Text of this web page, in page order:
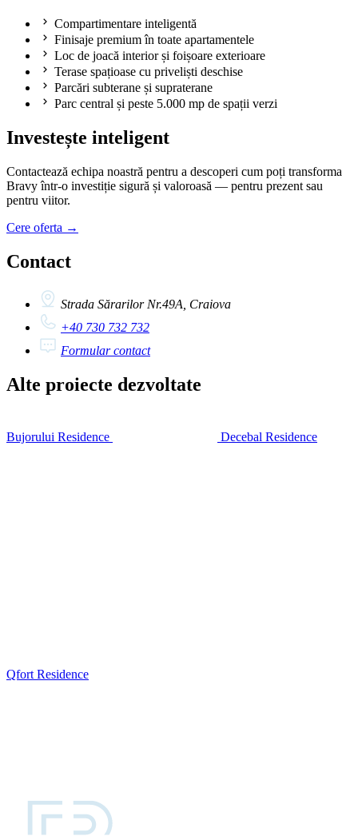
Compartimentare inteligentă
Finisaje premium în toate apartamentele
Loc de joacă interior și foișoare exterioare
Terase spațioase cu priveliști deschise
Parcări subterane și supraterane
Parc central și peste 5.000 mp de spații verzi
Investește inteligent
Contactează echipa noastră pentru a descoperi cum poți transforma
Bravy într-o investiție sigură și valoroasă — pentru prezent sau
pentru viitor.
Cere oferta →
Contact
Strada Sărarilor Nr.49A, Craiova
+40 730 732 732
Formular contact
Alte proiecte dezvoltate
Bujorului Residence Decebal Residence
Qfort Residence